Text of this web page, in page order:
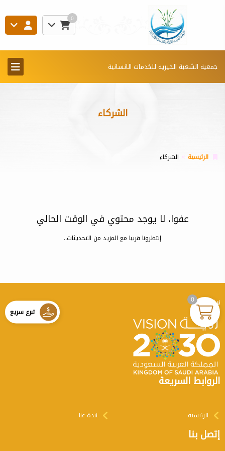
0
جمعية الشعبة الخيرية للخدمات الانسانية
الشركاء
الرئيسية الشركاء
عفوا، لا يوجد محتوي في الوقت الحالي
إنتظرونا قريبا مع المزيد من التحديثات..
نبذة عنا
الروابط السريعة
الرئيسية نبذة عنا
إتصل بنا
تبرع سريع
0